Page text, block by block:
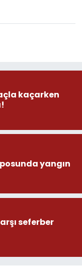
kaçarken
yangın
seferber